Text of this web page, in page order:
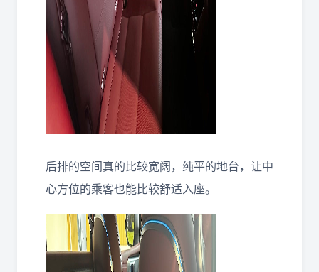
后排的空间真的比较宽阔，纯平的地台，让中
心方位的乘客也能比较舒适入座。